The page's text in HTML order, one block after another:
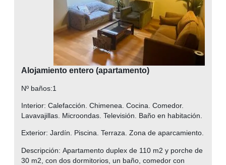
Alojamiento entero (apartamento)
Nº baños:1
Interior: Calefacción. Chimenea. Cocina. Comedor.
Lavavajillas. Microondas. Televisión. Baño en habitación.
Exterior: Jardín. Piscina. Terraza. Zona de aparcamiento.
Descripción: Apartamento duplex de 110 m2 y porche de
30 m2, con dos dormitorios, un baño, comedor con